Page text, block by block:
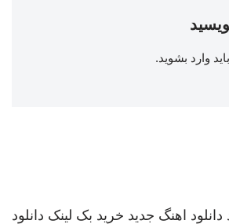
وارد بشوید.
دانلود اهنگ جدید خرید بک لینک دانلود